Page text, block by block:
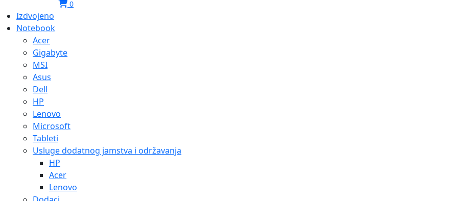
0
Izdvojeno
Notebook
Acer
Gigabyte
MSI
Asus
Dell
HP
Lenovo
Microsoft
Tableti
Usluge dodatnog jamstva i održavanja
HP
Acer
Lenovo